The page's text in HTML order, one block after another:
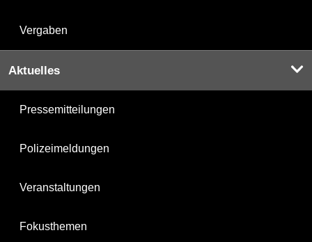
Vergaben
Aktuelles
Pressemitteilungen
Polizeimeldungen
Veranstaltungen
Fokusthemen